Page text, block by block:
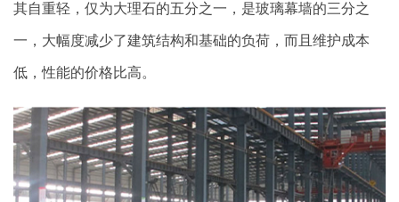
其自重轻，仅为大理石的五分之一，是玻璃幕墙的三分之
一，大幅度减少了建筑结构和基础的负荷，而且维护成本
低，性能的价格比高。